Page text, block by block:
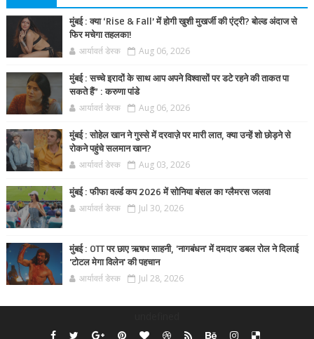
मुंबई : क्या ‘Rise & Fall’ में होगी खुशी मुखर्जी की एंट्री? बोल्ड अंदाज से
फिर मचेगा तहलका!
आर्यावर्त डेस्क Aug 06, 2026
मुंबई : सच्चे इरादों के साथ आप अपने विश्वासों पर डटे रहने की ताकत पा
सकते हैं” : करुणा पांडे
आर्यावर्त डेस्क Aug 06, 2026
मुंबई : सोहेल खान ने गुस्से में दरवाज़े पर मारी लात, क्या उन्हें शो छोड़ने से
रोकने पहुंचे सलमान खान?
आर्यावर्त डेस्क Aug 03, 2026
मुंबई : फीफा वर्ल्ड कप 2026 में सोनिया बंसल का ग्लैमरस जलवा
आर्यावर्त डेस्क Jul 30, 2026
मुंबई : OTT पर छाए ऋषभ साहनी, 'नागबंधन' में दमदार डबल रोल ने दिलाई
'टोटल मेगा विलेन' की पहचान
आर्यावर्त डेस्क Jul 28, 2026